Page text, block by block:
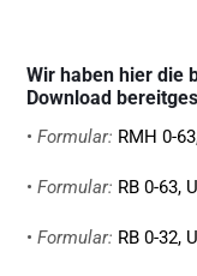
Wir haben hier die
Download
• Formular: RMH 0-
• Formular: RB 0-63,
• Formular: RB 0-32,